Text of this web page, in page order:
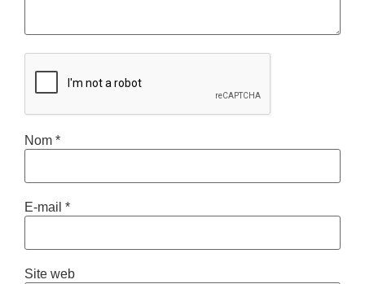
Nom*
E-mail *
Site web